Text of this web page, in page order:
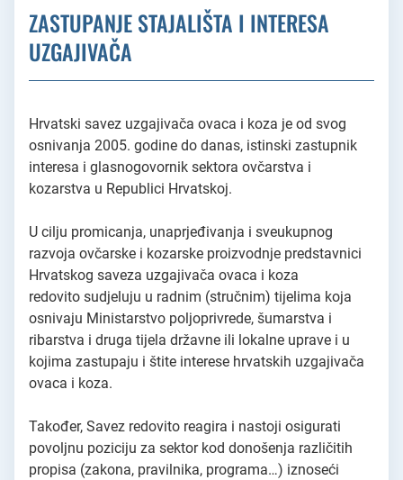
ZASTUPANJE STAJALIŠTA I INTERESA
UZGAJIVAČA
Hrvatski savez uzgajivača ovaca i koza je od svog
osnivanja 2005. godine do danas, istinski zastupnik
interesa i glasnogovornik sektora ovčarstva i
kozarstva u Republici Hrvatskoj.
U cilju promicanja, unaprjeđivanja i sveukupnog
razvoja ovčarske i kozarske proizvodnje predstavnici
Hrvatskog saveza uzgajivača ovaca i koza
redovito sudjeluju u radnim (stručnim) tijelima koja
osnivaju Ministarstvo poljoprivrede, šumarstva i
ribarstva i druga tijela državne ili lokalne uprave i u
kojima zastupaju i štite interese hrvatskih uzgajivača
ovaca i koza.
Također, Savez redovito reagira i nastoji osigurati
povoljnu poziciju za sektor kod donošenja različitih
propisa (zakona, pravilnika, programa…) iznoseći